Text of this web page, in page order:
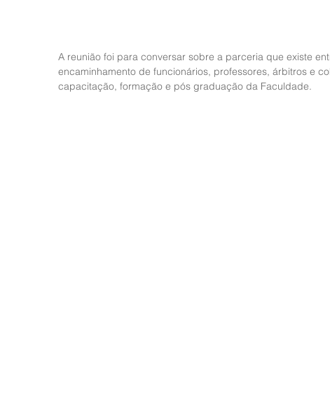
A reunião foi para conversar sobre a parceria que existe
encaminhamento de funcionários, professores, árbitros e
capacitação, formação e pós graduação da Faculdade.